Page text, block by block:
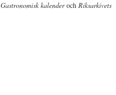
Gastronomisk kalenderoch Riksarkivets